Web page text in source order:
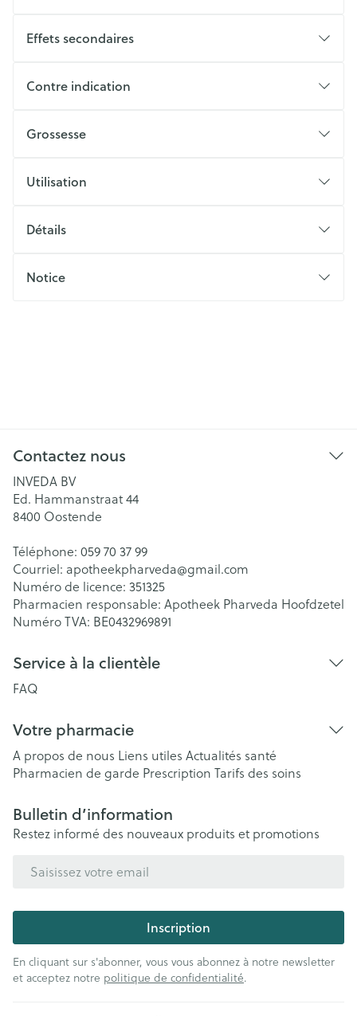
Effets secondaires
Contre indication
Grossesse
Utilisation
Détails
Notice
Contactez nous
INVEDA BV
Ed. Hammanstraat 44
8400 Oostende
Téléphone: 059 70 37 99
Courriel: apotheekpharveda@gmail.com
Numéro de licence: 351325
Pharmacien responsable: Apotheek Pharveda Hoofdzetel
Numéro TVA: BE0432969891
Service à la clientèle
FAQ
Votre pharmacie
A propos de nous Liens utiles Actualités santé
Pharmacien de garde Prescription Tarifs des soins
Bulletin d’information
Restez informé des nouveaux produits et promotions
Inscription
En cliquant sur s'abonner, vous vous abonnez à notre newsletter
et acceptez notre politique de confidentialité.